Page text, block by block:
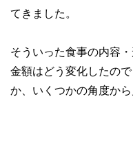
てきました。
そういった食事の内容
金額はどう変化したの
か、いくつかの角度から